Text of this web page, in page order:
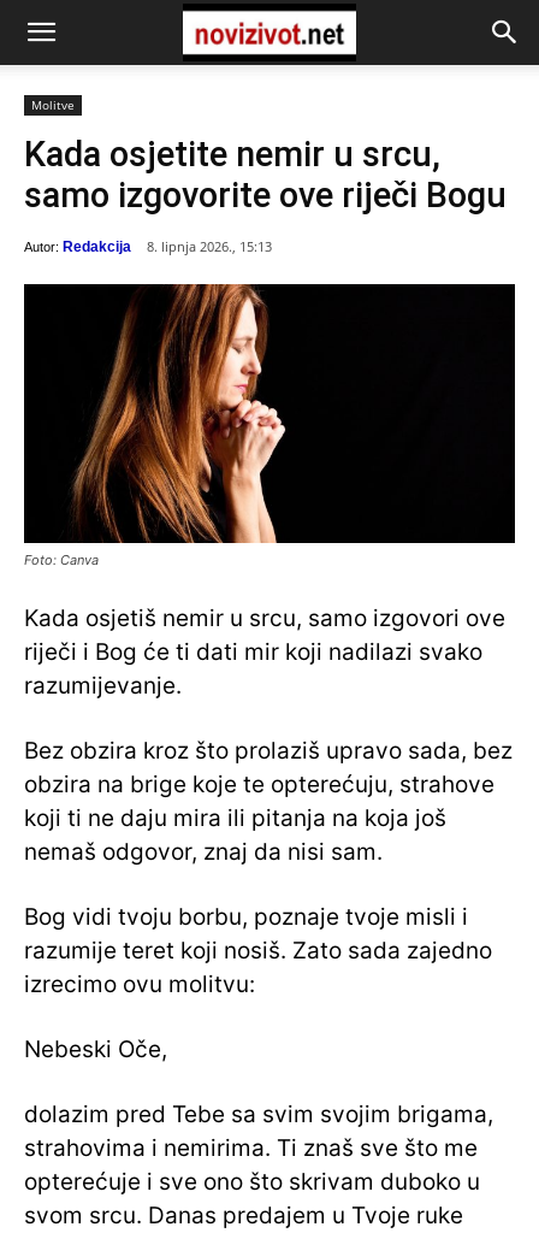
Molitve
Kada osjetite nemir u srcu,
samo izgovorite ove riječi Bogu
Autor: Redakcija 8. lipnja 2026., 15:13
Foto: Canva
Kada osjetiš nemir u srcu, samo izgovori ove
riječi i Bog će ti dati mir koji nadilazi svako
razumijevanje.
Bez obzira kroz što prolaziš upravo sada, bez
obzira na brige koje te opterećuju, strahove
koji ti ne daju mira ili pitanja na koja još
nemaš odgovor, znaj da nisi sam.
Bog vidi tvoju borbu, poznaje tvoje misli i
razumije teret koji nosiš. Zato sada zajedno
izrecimo ovu molitvu:
Nebeski Oče,
dolazim pred Tebe sa svim svojim brigama,
strahovima i nemirima. Ti znaš sve što me
opterećuje i sve ono što skrivam duboko u
svom srcu. Danas predajem u Tvoje ruke